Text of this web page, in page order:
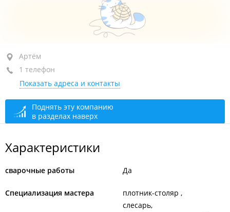
Артём, ул. Фрунзе, 27 стр. 7
+7 914 707-38-05
сегодня закрыто
Артём
1 телефон
Показать адреса и контакты
Поднять эту компанию
в разделах наверх
Характеристики
сварочные работы Да
Специализация мастера
плотник-столяр
слесарь